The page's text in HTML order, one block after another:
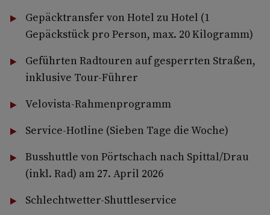
Gepäcktransfer von Hotel zu Hotel (1
Gepäckstück pro Person, max. 20 Kilogramm)
Geführten Radtouren auf gesperrten Straßen,
inklusive Tour-Führer
Velovista-Rahmenprogramm
Service-Hotline (Sieben Tage die Woche)
Busshuttle von Pörtschach nach Spittal/Drau
(inkl. Rad) am 27. April 2026
Schlechtwetter-Shuttleservice